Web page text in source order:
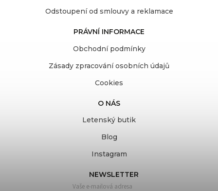
Odstoupení od smlouvy a reklamace
PRÁVNÍ INFORMACE
Obchodní podmínky
Zásady zpracování osobních údajů
Cookies
O NÁS
Letenský butik
Blog
Instagram
NEWSLETTER